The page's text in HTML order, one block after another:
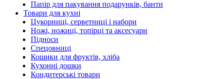
Папір для пакування подарунків, банти
Товари для кухні
Цукорниці, серветниці і набори
Ножі, ножиці, топірці та аксесуари
Підноси
Спецовниці
Кошики для фруктів, хліба
Кухонні дошки
Кондитерські товари